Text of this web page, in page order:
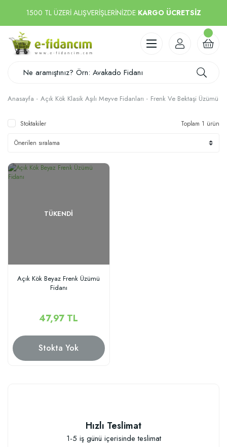
1500 TL ÜZERİ ALIŞVERİŞLERİNİZDE KARGO ÜCRETSİZ
Anasayfa Açık Kök Klasik Aşılı Meyve Fidanları Frenk Ve Bektaşi Üzümü
Stoktakiler Toplam 1 ürün
TÜKENDI
Açık Kök Beyaz Frenk Üzümü
Fidanı
47,97 TL
Stokta Yok
Hızlı Teslimat
1-5 iş günü içerisinde teslimat